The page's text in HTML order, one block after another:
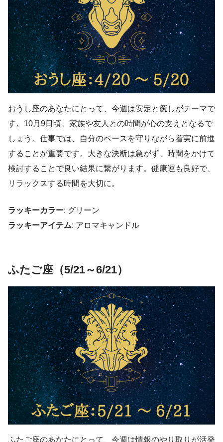
おうし座のあなたにとって、今週は安定と癒しがテーマで
す。10月9日頃、家族や友人との時間が心の支えとなるで
しょう。仕事では、自分のペースを守りながら着実に前進
することが重要です。大きな決断は急がず、時間をかけて
検討することで良い結果に繋がります。健康運も良好で、
リラックスする時間を大切に。
ラッキーカラー: グリーン
ラッキーアイテム: アロマキャンドル
ふたご座（5/21～6/21）
ふたご座のあなたにとって、今週は情報のやり取りが活発